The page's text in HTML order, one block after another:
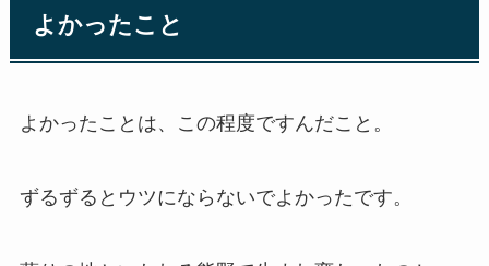
よかったこと
よかったことは、この程度ですんだこと。
ずるずるとウツにならないでよかったです。